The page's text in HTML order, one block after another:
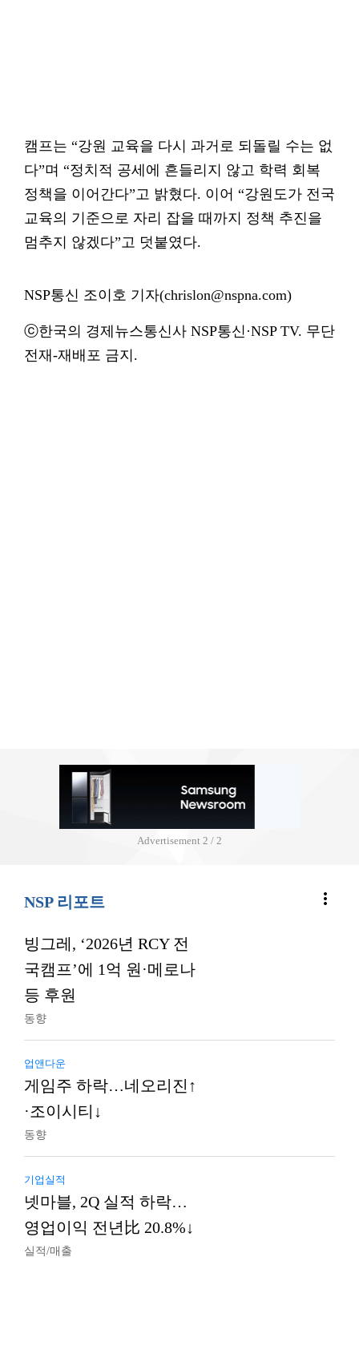
캠프는 “강원 교육을 다시 과거로 되돌릴 수는 없
다”며 “정치적 공세에 흔들리지 않고 학력 회복
정책을 이어간다”고 밝혔다. 이어 “강원도가 전국
교육의 기준으로 자리 잡을 때까지 정책 추진을
멈추지 않겠다”고 덧붙였다.
NSP통신 조이호 기자(chrislon@nspna.com)
ⓒ한국의 경제뉴스통신사 NSP통신·NSP TV. 무단
전재-재배포 금지.
Advertisement 2 / 2
NSP 리포트 more_vert
빙그레, ‘2026년 RCY 전
국캠프’에 1억 원·메로나
등 후원
동향
업앤다운
게임주 하락…네오리진↑
·조이시티↓
동향
기업실적
넷마블, 2Q 실적 하락…
영업이익 전년比 20.8%↓
실적/매출